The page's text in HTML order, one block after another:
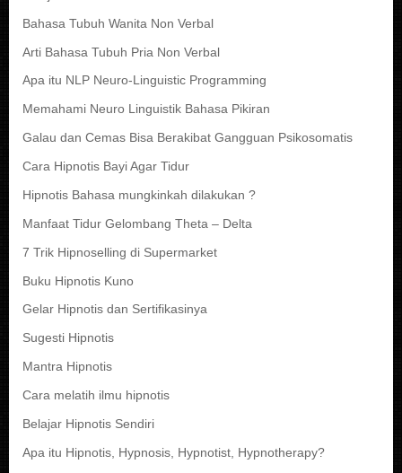
Bahasa Tubuh Wanita Non Verbal
Arti Bahasa Tubuh Pria Non Verbal
Apa itu NLP Neuro-Linguistic Programming
Memahami Neuro Linguistik Bahasa Pikiran
Galau dan Cemas Bisa Berakibat Gangguan Psikosomatis
Cara Hipnotis Bayi Agar Tidur
Hipnotis Bahasa mungkinkah dilakukan ?
Manfaat Tidur Gelombang Theta – Delta
7 Trik Hipnoselling di Supermarket
Buku Hipnotis Kuno
Gelar Hipnotis dan Sertifikasinya
Sugesti Hipnotis
Mantra Hipnotis
Cara melatih ilmu hipnotis
Belajar Hipnotis Sendiri
Apa itu Hipnotis, Hypnosis, Hypnotist, Hypnotherapy?